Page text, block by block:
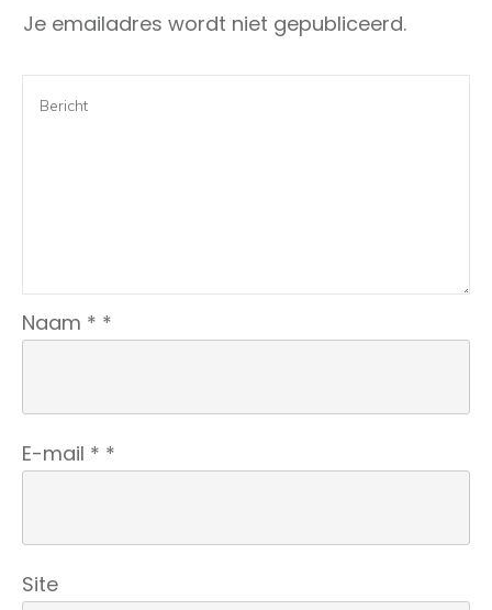
Je emailadres wordt niet gepubliceerd.
Naam * *
E-mail * *
Site